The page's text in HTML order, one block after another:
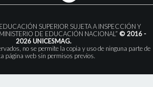
SUPERIOR SUJETA A INSPECCIÓN Y
DE EDUCACIÓN NACIONAL” © 2016 -
2026 UNICESMAG.
no se permite la copia y uso de ninguna parte de
página web sin permisos previos.